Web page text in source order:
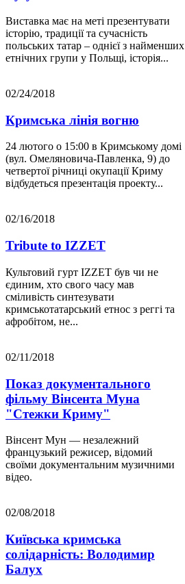
Виставка має на меті презентувати
історію, традиції та сучасність
польських татар – однієї з найменших
етнічних групи у Польщі, історія...
02/24/2018
Кримська лінія вогню
24 лютого о 15:00 в Кримському домі
(вул. Омеляновича-Павленка, 9) до
четвертої річниці окупації Криму
відбудеться презентація проекту...
02/16/2018
Tribute to IZZET
Культовий гурт IZZET був чи не
єдиним, хто свого часу мав
сміливість синтезувати
кримськотатарський етнос з реггі та
афробітом, не...
02/11/2018
Показ документального
фільму Вінсента Муна
"Стежки Криму"
Вінсент Мун — незалежний
французький режисер, відомий
своїми документальним музичними
відео.
02/08/2018
Київська кримська
солідарність: Володимир
Балух